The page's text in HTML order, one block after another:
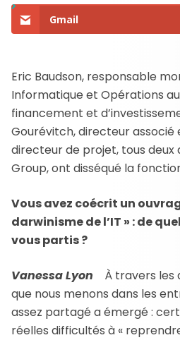
Gmail
Eric Baudson, responsable
Informatique et Opérations
financement et
Gourévitch, directeur associé
directeur de projet, tous deux
Group, ont disséqué la
Vous avez coécrit un
darwinisme de l’IT » : de
vous partis ?
Vanessa Lyon À travers les
que nous menons dans les
assez partagé a émergé :
réelles difficultés à «